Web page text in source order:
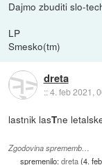
Dajmo zbuditi slo-
LP
Smesko(tm)
dreta
::4. feb 2021,
lastnik lasTne
Zgodovina sprememb…
spremenilo:dreta(4.